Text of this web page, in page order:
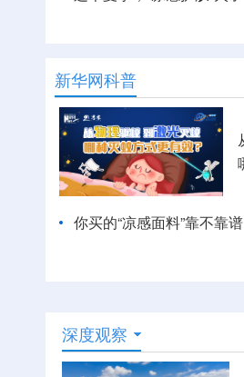
新华网科普
你买的“凉感面料”靠不靠谱
深度观察